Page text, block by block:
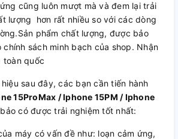
cũng luôn mượt mà và đem lại trải
lượng hơn rất nhiều so với các dòng
phẩm chất lượng, được bảo
sách minh bạch của shop. Nhận
toàn quốc
sau đây, các bạn cần tiến hành
15ProMax / Iphone 15PM / Iphone
có được trải nghiệm tốt nhất:
có vấn đề như: loạn cảm ứng,